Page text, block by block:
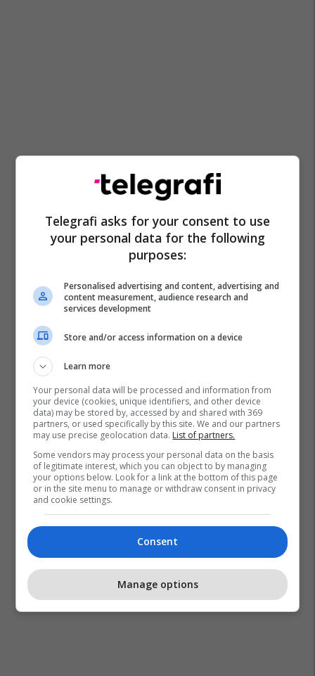
Pula Cumbria Diamant Skoci Vezët E Ziera
Telegrafi asks for your consent to use
your personal data for the following
purposes:
Personalised advertising and content, advertising and
content measurement, audience research and
services development
Store and/or access information on a device
Learn more
Your personal data will be processed and information from
your device (cookies, unique identifiers, and other device
data) may be stored by, accessed by and shared with 369
partners, or used specifically by this site. We and our partners
may use precise geolocation data. List of partners.
Some vendors may process your personal data on the basis
of legitimate interest, which you can object to by managing
your options below. Look for a link at the bottom of this page
or in the site menu to manage or withdraw consent in privacy
and cookie settings.
Consent
Manage options